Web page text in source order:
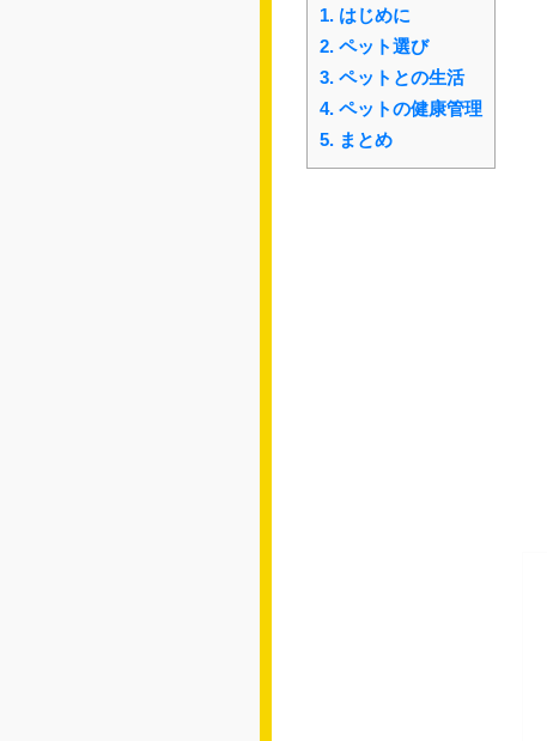
1. はじめに
2. ペット選び
3. ペットとの生活
4. ペットの健康管理
5. まとめ